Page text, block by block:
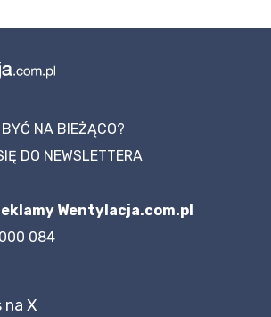
NA BIEŻĄCO?
DO NEWSLETTERA
Wentylacja.com.pl
084
na X